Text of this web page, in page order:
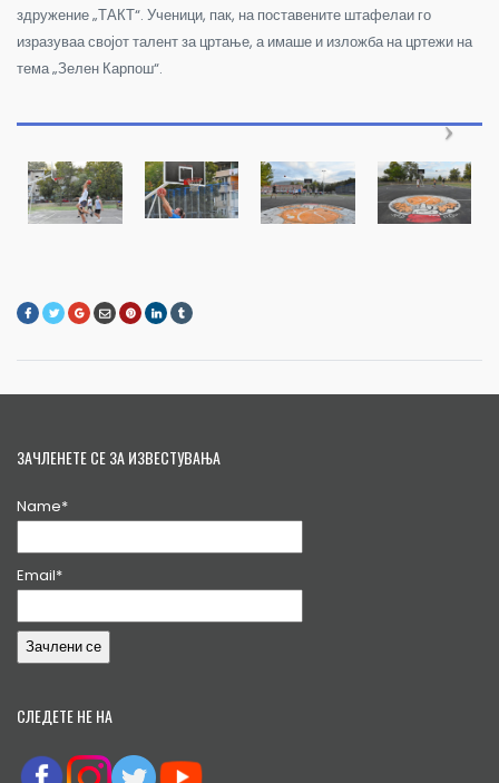
здружение „ТАКТ“. Ученици, пак, на поставените штафелаи го
изразуваа својот талент за цртање, а имаше и изложба на цртежи на
тема „Зелен Карпош“.
ЗАЧЛЕНЕТЕ СЕ ЗА ИЗВЕСТУВАЊА
Name*
Email*
СЛЕДЕТЕ НЕ НА